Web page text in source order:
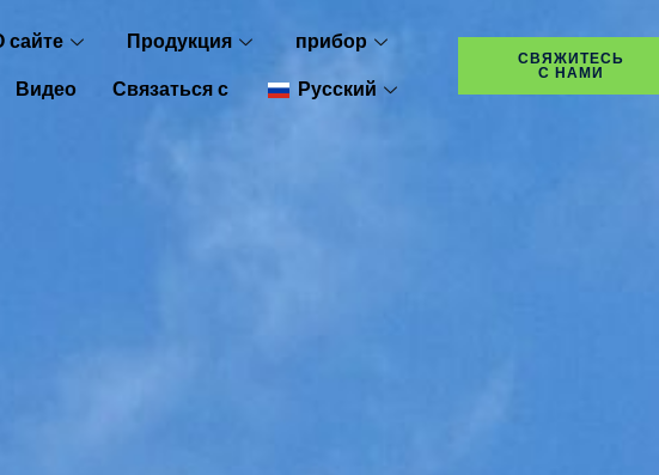
сайте Продукция прибор
Видео Связаться с Русский
СВЯЖИТЕСЬ
С НАМИ